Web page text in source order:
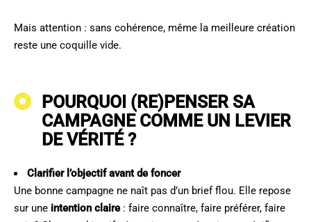
Mais attention : sans cohérence, même la meilleure création
reste une coquille vide.
POURQUOI (RE)PENSER SA
CAMPAGNE COMME UN LEVIER
DE VÉRITÉ ?
Clarifier l’objectif avant de foncer
Une bonne campagne ne naît pas d’un brief flou. Elle repose
sur une intention claire: faire connaître, faire préférer, faire